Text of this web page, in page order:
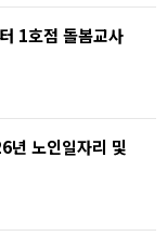
1호점 돌봄교사
년 노인일자리 및